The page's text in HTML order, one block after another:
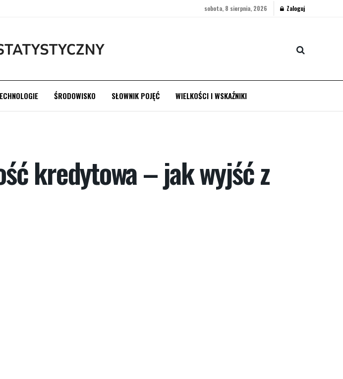
sobota, 8 sierpnia, 2026 Zaloguj
ŚRODOWISKO SŁOWNIK POJĘĆ WIELKOŚCI I WSKAŹNIKI
kredytowa – jak wyjść z